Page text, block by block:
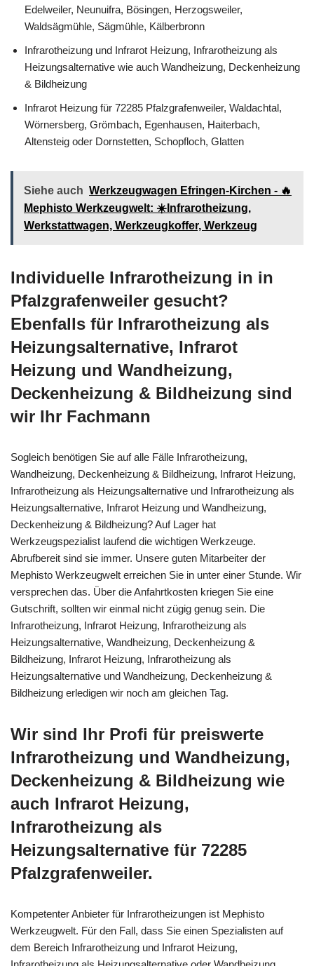
Edelweiler, Neunuifra, Bösingen, Herzogsweiler,
Waldsägmühle, Sägmühle, Kälberbronn
Infrarotheizung und Infrarot Heizung, Infrarotheizung als
Heizungsalternative wie auch Wandheizung, Deckenheizung
& Bildheizung
Infrarot Heizung für 72285 Pfalzgrafenweiler, Waldachtal,
Wörnersberg, Grömbach, Egenhausen, Haiterbach,
Altensteig oder Dornstetten, Schopfloch, Glatten
Siehe auch Werkzeugwagen Efringen-Kirchen - 🔥
Mephisto Werkzeugwelt: ☀️Infrarotheizung,
Werkstattwagen, Werkzeugkoffer, Werkzeug
Individuelle Infrarotheizung in in
Pfalzgrafenweiler gesucht?
Ebenfalls für Infrarotheizung als
Heizungsalternative, Infrarot
Heizung und Wandheizung,
Deckenheizung & Bildheizung sind
wir Ihr Fachmann
Sogleich benötigen Sie auf alle Fälle Infrarotheizung,
Wandheizung, Deckenheizung & Bildheizung, Infrarot Heizung,
Infrarotheizung als Heizungsalternative und Infrarotheizung als
Heizungsalternative, Infrarot Heizung und Wandheizung,
Deckenheizung & Bildheizung? Auf Lager hat
Werkzeugspezialist laufend die wichtigen Werkzeuge.
Abrufbereit sind sie immer. Unsere guten Mitarbeiter der
Mephisto Werkzeugwelt erreichen Sie in unter einer Stunde. Wir
versprechen das. Über die Anfahrtkosten kriegen Sie eine
Gutschrift, sollten wir einmal nicht zügig genug sein. Die
Infrarotheizung, Infrarot Heizung, Infrarotheizung als
Heizungsalternative, Wandheizung, Deckenheizung &
Bildheizung, Infrarot Heizung, Infrarotheizung als
Heizungsalternative und Wandheizung, Deckenheizung &
Bildheizung erledigen wir noch am gleichen Tag.
Wir sind Ihr Profi für preiswerte
Infrarotheizung und Wandheizung,
Deckenheizung & Bildheizung wie
auch Infrarot Heizung,
Infrarotheizung als
Heizungsalternative für 72285
Pfalzgrafenweiler.
Kompetenter Anbieter für Infrarotheizungen ist Mephisto
Werkzeugwelt. Für den Fall, dass Sie einen Spezialisten auf
dem Bereich Infrarotheizung und Infrarot Heizung,